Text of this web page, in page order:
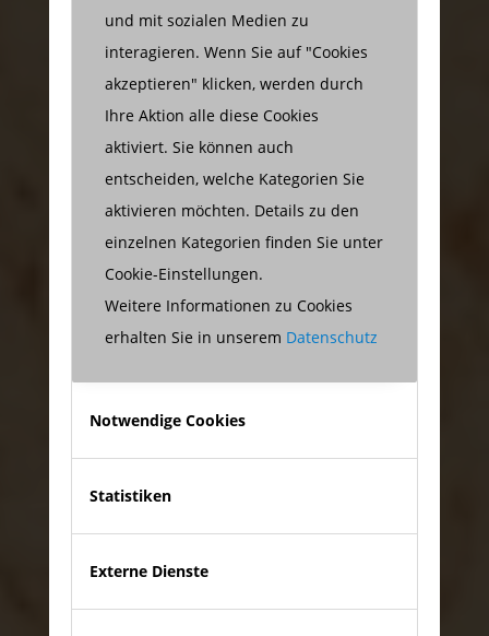
und mit sozialen Medien zu
interagieren. Wenn Sie auf "Cookies
akzeptieren" klicken, werden durch
Ihre Aktion alle diese Cookies
aktiviert. Sie können auch
entscheiden, welche Kategorien Sie
aktivieren möchten. Details zu den
einzelnen Kategorien finden Sie unter
Cookie-Einstellungen.
Weitere Informationen zu Cookies
erhalten Sie in unserem Datenschutz
Notwendige Cookies
Statistiken
Externe Dienste